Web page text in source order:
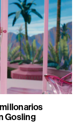
Gosling